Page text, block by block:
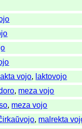
lakta vojo, laktovojo
, meza vojo
, meza vojo
, malrekta